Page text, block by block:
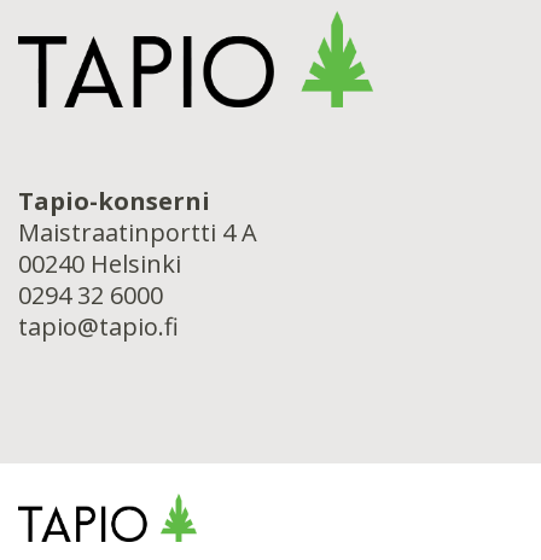
Tapio-konserni
Maistraatinportti 4 A
00240 Helsinki
0294 32 6000
tapio@tapio.fi